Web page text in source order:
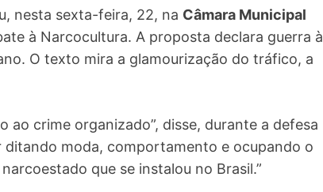
nesta sexta-feira, 22, na Câmara Municipal
à Narcocultura. A proposta declara guerra à
O texto mira a glamourização do tráfico, a
ao crime organizado”, disse, durante a defesa
moda, comportamento e ocupando o
que se instalou no Brasil.”